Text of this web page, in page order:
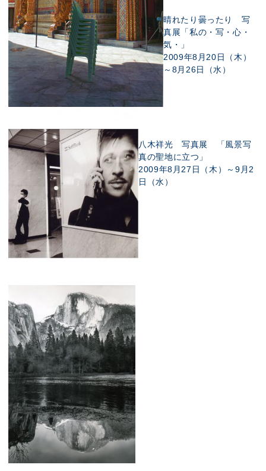
晴れたり曇ったり 写
真展「私の・写・心・
気・」
2009年8月20日（木）
～8月26日（水）
八木祥光 写真展 「風景写
真の聖地に立つ」
2009年8月27日（木）～9月2
日（水）